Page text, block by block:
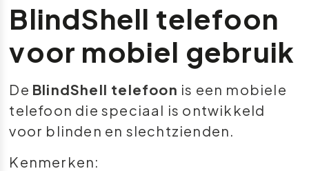
BlindShell telefoon
voor mobiel gebruik
De BlindShell telefoon is een mobiele
telefoon die speciaal is ontwikkeld
voor blinden en slechtzienden.
Kenmerken: